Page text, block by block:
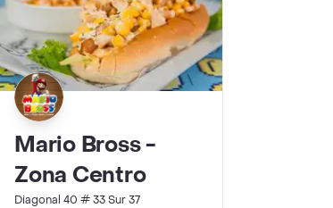
Mario Bross -
Zona Centro
Diagonal 40 # 33 Sur 37